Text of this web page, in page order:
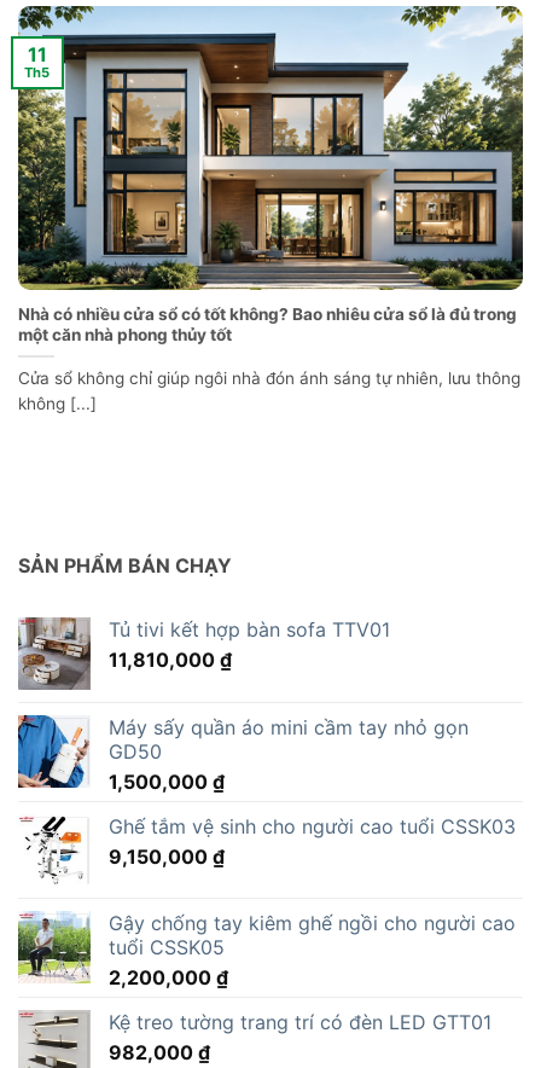
Nhà có nhiều cửa sổ có tốt không? Bao nhiêu cửa sổ là đủ trong
một căn nhà phong thủy tốt
Cửa sổ không chỉ giúp ngôi nhà đón ánh sáng tự nhiên, lưu thông
không [...]
11
Th5
SẢN PHẨM BÁN CHẠY
Tủ tivi kết hợp bàn sofa TTV01
11,810,000 ₫
Máy sấy quần áo mini cầm tay nhỏ gọn
GD50
1,500,000 ₫
Ghế tắm vệ sinh cho người cao tuổi CSSK03
9,150,000 ₫
Gậy chống tay kiêm ghế ngồi cho người cao
tuổi CSSK05
2,200,000 ₫
Kệ treo tường trang trí có đèn LED GTT01
982,000 ₫